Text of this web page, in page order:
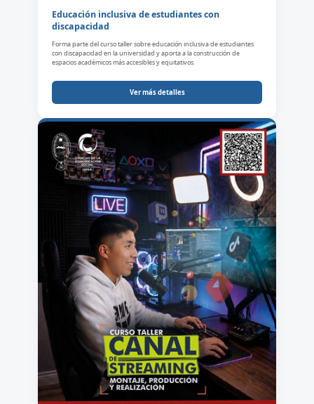
Educación inclusiva de estudiantes con
discapacidad
Forma parte del curso taller sobre educación inclusiva de estudiantes
con discapacidad en la universidad y aporta a la construcción de
espacios académicos más accesibles y equitativos.
Ver más detalles